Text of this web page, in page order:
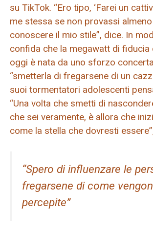
su TikTok. “Ero tipo, ‘Farei un
me stessa se non provassi
conoscere il mio stile”, dice. In
confida che la megawatt di fiducia
oggi è nata da uno sforzo
“smetterla di fregarsene di un
suoi tormentatori adolescenti
“Una volta che smetti di
che sei veramente, è allora che
come la stella che dovresti
“Spero di influenzare le
fregarsene di come
percepite”